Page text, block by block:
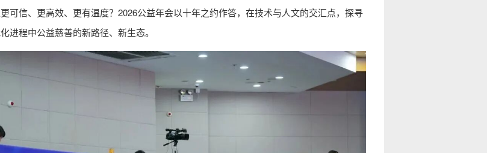
可信、更高效、更有温度？2026公益年会以十年之约作答，在技术与人文的交汇点，探寻
进程中公益慈善的新路径、新生态。